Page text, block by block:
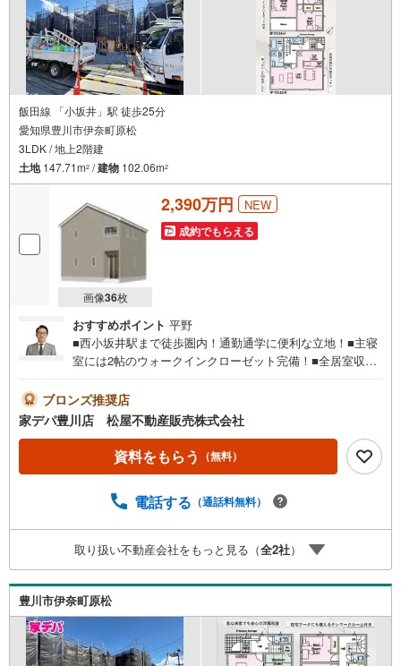
飯田線 「小坂井」駅 徒歩25分
愛知県豊川市伊奈町原松
3LDK / 地上2階建
土地147.71m2 /建物 102.06m2
画像36枚
2,390万円 NEW
成約でもらえる
おすすめポイント 平野
■西小坂井駅まで徒歩圏内！通勤通学に便利な立地！■主寝
室には2帖のウォークインクローゼット完備！■全居室収納
震 ＋ 制震の家、QUIE（クワイエ）■おすすめポイン
ト ・リビング学習にもお役立ちのリビング収納完備●家デ
パ 松屋不動産販売 のつよみ●・豊橋市・豊川市・知立
市・浜松市の4店舗営業中！三河エリア・遠州エリアの物件
ならおまかせください。新築戸建、中古戸建、中古マンシ
す！・中古物件のリフォーム実績多数！中古物件をご購入
を実現できます。・キッズスペース用意しております。ぜ
ひご家族そろってご来場ください。・営業時間 午前9時00
分～午後6時30分 （定休日:水曜日）この時間帯はお電話で
のお問い合わせがスムーズにご案内できます。右下の電話
ボタンをタッチ！もしくはお気軽にお電話ください。
ブロンズ推奨店
家デパ豊川店 松屋不動産販売株式会社
資料をもらう （無料）
電話する （通話料無料）
取り扱い不動産会社をもっと見る（全2社）
豊川市伊奈町原松